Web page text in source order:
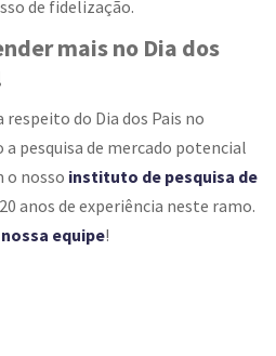
de fidelização.
mais no Dia dos
do Dia dos Pais no
pesquisa de mercado potencial
o nosso instituto de pesquisa de
anos de experiência neste ramo.
equipe!